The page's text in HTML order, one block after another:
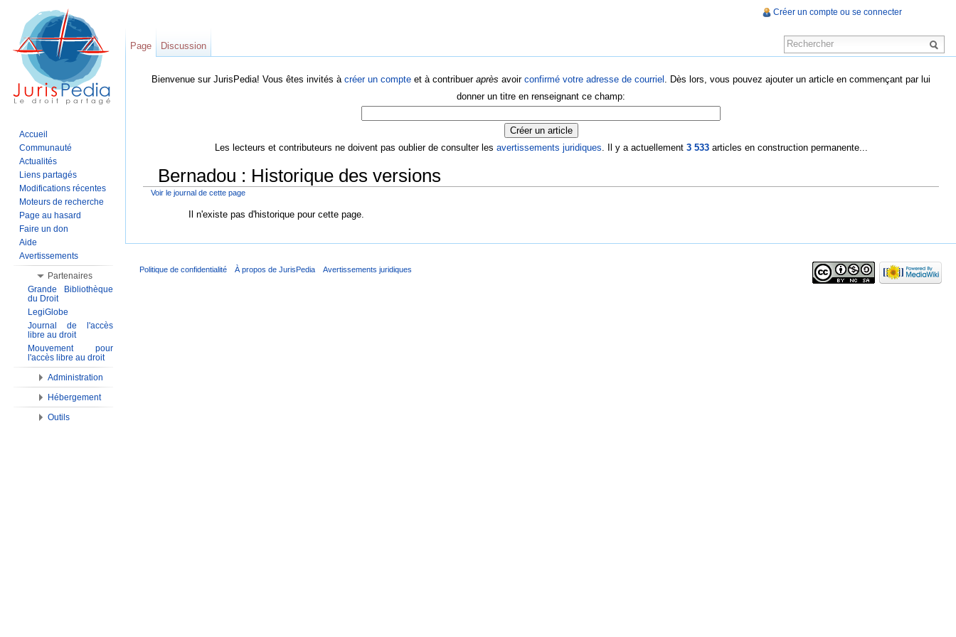
Bienvenue sur JurisPedia! Vous êtes invités à créer un compte et à contribuer après avoir confirmé votre adresse de courriel . Dès lors, vous pouvez ajouter un article en commençant par lui
donner un titre en renseignant ce champ:
Les lecteurs et contributeurs ne doivent pas oublier de consulter les avertissements juridiques. Il y a actuellement 3 533articles en construction permanente...
Bernadou : Historique des versions
Voir le journal de cette page
Il n'existe pas d'historique pour cette page.
Créer un compte ou se connecter
Page Discussion
Accueil
Communauté
Actualités
Liens partagés
Modifications récentes
Moteurs de recherche
Page au hasard
Faire un don
Aide
Avertissements
Partenaires
Grande Bibliothèque
du Droit
LegiGlobe
Journal de l'accès
libre au droit
Mouvement pour
l'accès libre au droit
Administration
Hébergement
Outils
Politique de confidentialité À propos de JurisPedia Avertissements juridiques